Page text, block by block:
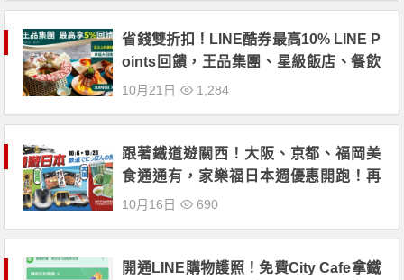
省錢雙折扣！LINE酷券最高10% LINE P
oints回饋，王品集團、星級飯店、餐飲
店家、百貨量販同享優惠！
10月21日 1,284
跟著鐵道遊關西！大阪、京都、福岡美
食通通有，家樂福日本週優惠開跑！再
享 LINE Point 13% 回饋！
10月16日 690
開通LINE購物護照！免費City Cafe拿鐵